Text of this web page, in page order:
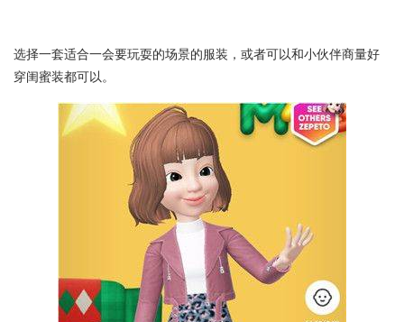
选择一套适合一会要玩耍的场景的服装，或者可以和小伙伴商量好
穿闺蜜装都可以。